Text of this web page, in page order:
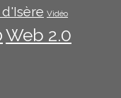
d'Isère Vidéo
Web 2.0